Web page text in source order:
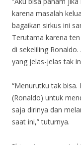
karena masalah
bagaikan sirkus ini
Terutama karena
di sekeliling
yang jelas-jelas tak
“Menurutku tak
(Ronaldo) untuk
saja dirinya dan
saat ini,” tuturnya.